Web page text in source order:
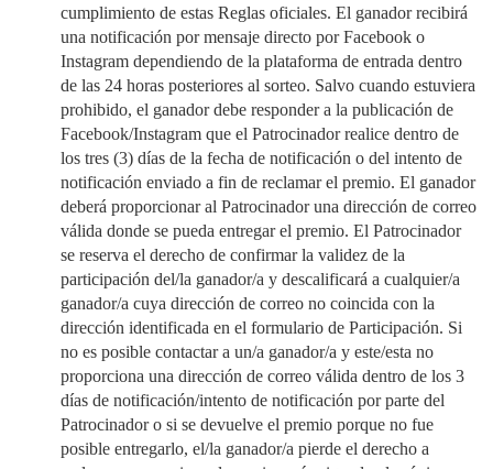
cumplimiento de estas Reglas oficiales. El ganador recibirá
una notificación por mensaje directo por Facebook o
Instagram dependiendo de la plataforma de entrada dentro
de las 24 horas posteriores al sorteo. Salvo cuando estuviera
prohibido, el ganador debe responder a la publicación de
Facebook/Instagram que el Patrocinador realice dentro de
los tres (3) días de la fecha de notificación o del intento de
notificación enviado a fin de reclamar el premio. El ganador
deberá proporcionar al Patrocinador una dirección de correo
válida donde se pueda entregar el premio. El Patrocinador
se reserva el derecho de confirmar la validez de la
participación del/la ganador/a y descalificará a cualquier/a
ganador/a cuya dirección de correo no coincida con la
dirección identificada en el formulario de Participación. Si
no es posible contactar a un/a ganador/a y este/esta no
proporciona una dirección de correo válida dentro de los 3
días de notificación/intento de notificación por parte del
Patrocinador o si se devuelve el premio porque no fue
posible entregarlo, el/la ganador/a pierde el derecho a